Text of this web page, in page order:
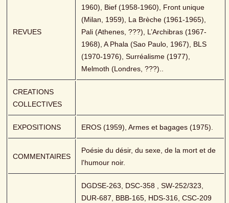
REVUES
1960), Bief (1958-1960), Front unique
(Milan, 1959), La Brèche (1961-1965),
Pali (Athenes, ???), L’Archibras (1967-
1968), A Phala (Sao Paulo, 1967), BLS
(1970-1976), Surréalisme (1977),
Melmoth (Londres, ???)..
CREATIONS
COLLECTIVES
EXPOSITIONS EROS (1959), Armes et bagages (1975).
COMMENTAIRES
Poésie du désir, du sexe, de la mort et de
l'humour noir.
DGDSE-263, DSC-358 , SW-252/323,
DUR-687, BBB-165, HDS-316, CSC-209